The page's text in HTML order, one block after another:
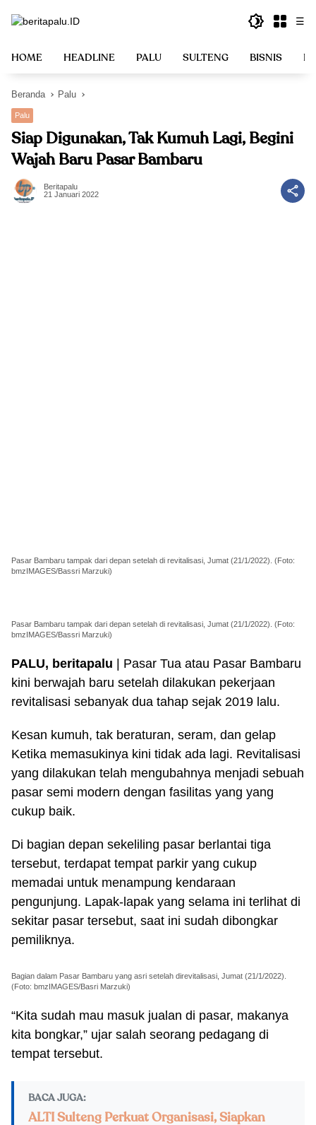
☰
HOME HEADLINE PALU SULTENG BISNIS
Beranda Palu
Palu
Siap Digunakan, Tak Kumuh Lagi, Begini
Wajah Baru Pasar Bambaru
Beritapalu
21 Januari 2022
Pasar Bambaru tampak dari depan setelah di revitalisasi, Jumat (21/1/2022). (Foto:
bmzIMAGES/Bassri Marzuki)
Pasar Bambaru tampak dari depan setelah di revitalisasi, Jumat (21/1/2022). (Foto:
bmzIMAGES/Bassri Marzuki)
PALU, beritapalu | Pasar Tua atau Pasar Bambaru
kini berwajah baru setelah dilakukan pekerjaan
revitalisasi sebanyak dua tahap sejak 2019 lalu.
Kesan kumuh, tak beraturan, seram, dan gelap
Ketika memasukinya kini tidak ada lagi. Revitalisasi
yang dilakukan telah mengubahnya menjadi sebuah
pasar semi modern dengan fasilitas yang yang
cukup baik.
Di bagian depan sekeliling pasar berlantai tiga
tersebut, terdapat tempat parkir yang cukup
memadai untuk menampung kendaraan
pengunjung. Lapak-lapak yang selama ini terlihat di
sekitar pasar tersebut, saat ini sudah dibongkar
pemiliknya.
Bagian dalam Pasar Bambaru yang asri setelah direvitalisasi, Jumat (21/1/2022).
(Foto: bmzIMAGES/Basri Marzuki)
“Kita sudah mau masuk jualan di pasar, makanya
kita bongkar,” ujar salah seorang pedagang di
tempat tersebut.
BACA JUGA:
ALTI Sulteng Perkuat Organisasi, Siapkan